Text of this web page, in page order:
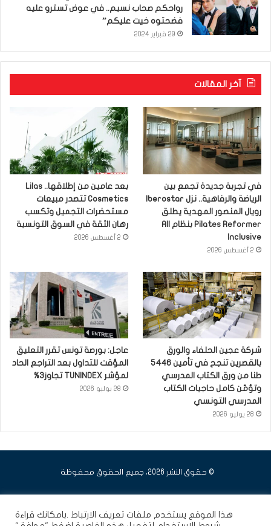
رواحكم صحاب نسيم.. في عوض تسترو عليه
فضحتوه خيت عليكم”
29 فبراير 2024
آخر المقالات
في تجربة جديدة تجمع بين
رويال المنصور المهدية يطلق
Pilates Reformer بنظام All
Inclusive
2 أغسطس 2026
بعد عامين من إطلاقها.. Lilas
Cosmetics تتصدر مبيعات
مستحضرات التجميل وتكسب
رهان الثقة في السوق التونسية
2 أغسطس 2026
شركة عجين الحلفاء والورق
بالقصرين تنجح في تأمين 5446
طنا من ورق الكتاب المدرسي
وتؤمّن كامل حاجيات الكتاب
المدرسي التونسي
28 يوليو 2026
عاجل: بورصة تونس تقرر التعليق
المؤقت للتداول بعد التراجع الحاد
لمؤشر TUNINDEX تجاوز3%
28 يوليو 2026
© حقوق النشر 2026، جميع الحقوق محفوظة
هذا الموقع يستخدم ملفات تعريف الارتباط .بامكانك قراءة